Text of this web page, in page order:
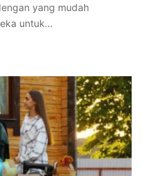
yang mudah
untuk…